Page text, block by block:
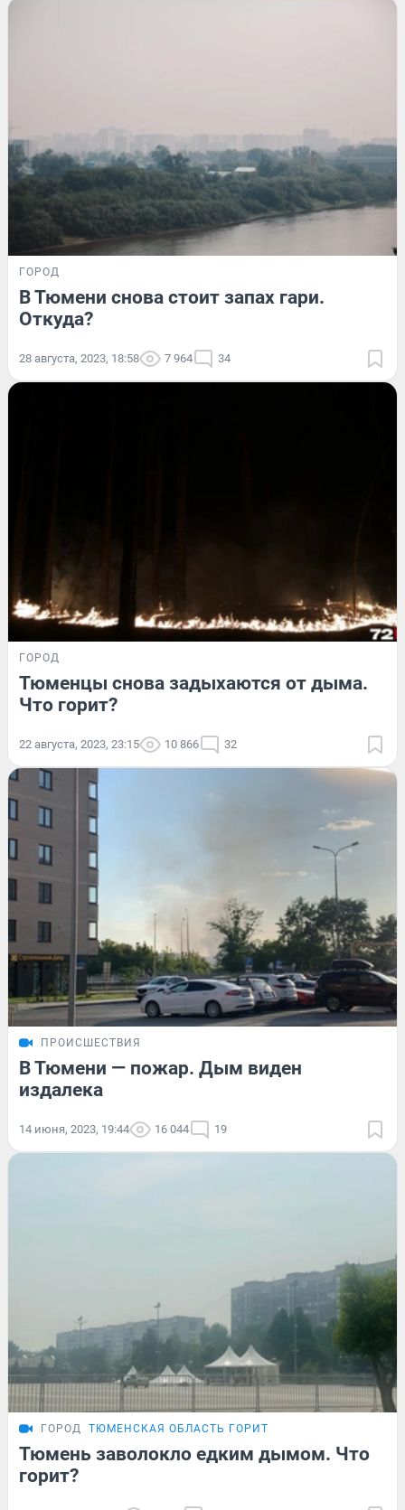
ГОРОД
В Тюмени снова стоит запах гари.
Откуда?
28 августа, 2023, 18:58 7 964 34
ГОРОД
Тюменцы снова задыхаются от дыма.
Что горит?
22 августа, 2023, 23:15 10 866 32
ПРОИСШЕСТВИЯ
В Тюмени — пожар. Дым виден
издалека
14 июня, 2023, 19:44 16 044 19
ГОРОД ТЮМЕНСКАЯ ОБЛАСТЬ ГОРИТ
Тюмень заволокло едким дымом. Что
горит?